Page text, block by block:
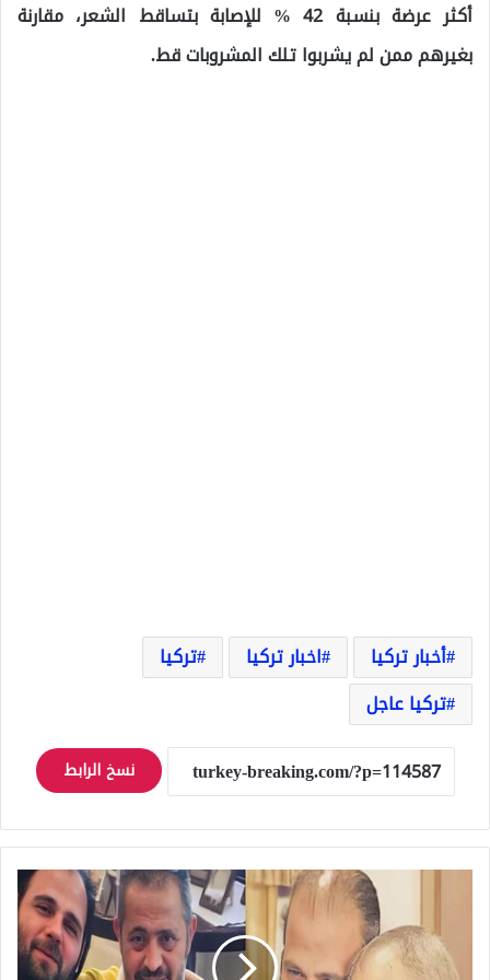
أكثر عرضة بنسبة 42 % للإصابة بتساقط الشعر، مقارنة
بغيرهم ممن لم يشربوا تلك المشروبات قط.
أخبار تركيا اخبار تركيا
تركيا
تركيا عاجل
نسخ الرابط
الموت!
ولكن